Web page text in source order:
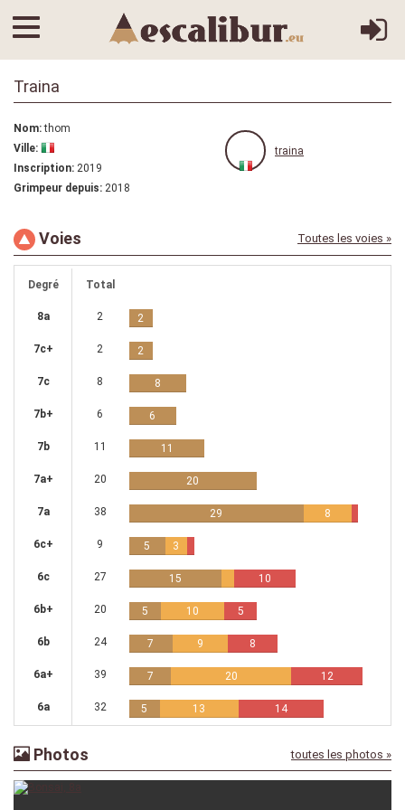
Traina
Nom:thom
Ville:
Inscription: 2019
Grimpeur depuis: 2018
traina
Voies Toutes les voies »
Degré Total
8a 2 2
7c+ 2 2
7c 8 8
7b+ 6 6
7b 11 11
7a+ 20 20
7a 38 29 8
6c+ 9 5 3
6c 27 15 10
6b+ 20 5 10 5
6b 24 7 9 8
6a+ 39 7 20 12
6a 32 5 13 14
Photos toutes les photos »